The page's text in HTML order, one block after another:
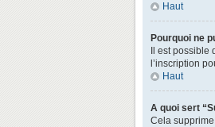
Haut
Pourquoi ne
Il est
l’inscription
Haut
A quoi sert
Cela